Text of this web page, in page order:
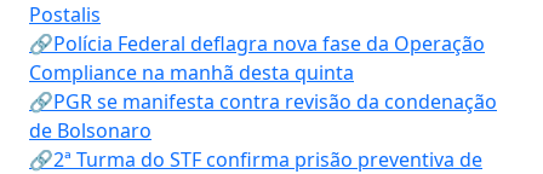
Postalis
🔗Polícia Federal deflagra nova fase da Operação
Compliance na manhã desta quinta
🔗PGR se manifesta contra revisão da condenação
de Bolsonaro
🔗2ª Turma do STF confirma prisão preventiva de